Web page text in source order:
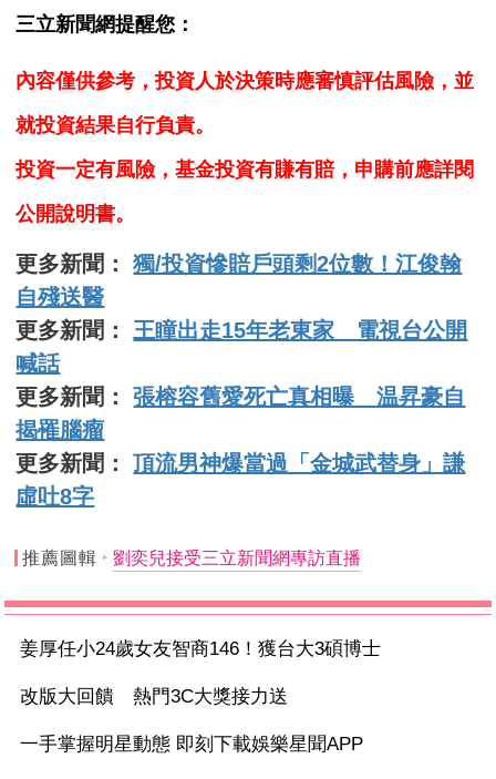
三立新聞網提醒您：
內容僅供參考，投資人於決策時應審慎評估風險，並
就投資結果自行負責。
投資一定有風險，基金投資有賺有賠，申購前應詳閱
公開說明書。
更多新聞：獨/投資慘賠戶頭剩2位數！江俊翰
自殘送醫
更多新聞： 王瞳出走15年老東家 電視台公開
喊話
更多新聞：張榕容舊愛死亡真相曝 温昇豪自
揭罹腦瘤
更多新聞：頂流男神爆當過「金城武替身」謙
虛吐8字
推薦圖輯 劉奕兒接受三立新聞網專訪直播
姜厚任小24歲女友智商146！獲台大3碩博士
改版大回饋 熱門3C大獎接力送
一手掌握明星動態 即刻下載娛樂星聞APP